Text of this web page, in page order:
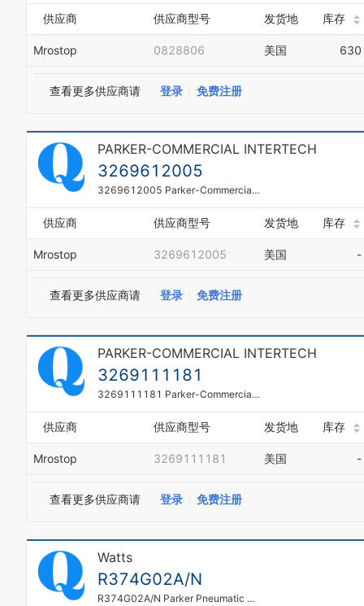
供应商 供应商型号 发货地 库存
Mrostop 0828806 美国 630
查看更多供应商请 登录 免费注册
PARKER-COMMERCIAL INTERTECH
3269612005
3269612005 Parker-Commercial Intertech Gear Pump
供应商 供应商型号 发货地 库存
Mrostop 3269612005 美国 -
查看更多供应商请 登录 免费注册
PARKER-COMMERCIAL INTERTECH
3269111181
3269111181 Parker-Commercial Intertech Gear Pump
供应商 供应商型号 发货地 库存
Mrostop 3269111181 美国 -
查看更多供应商请 登录 免费注册
Watts
R374G02A/N
R374G02A/N Parker Pneumatic Regulator